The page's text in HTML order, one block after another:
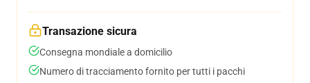
Transazione sicura
Consegna mondiale a domicilio
Numero di tracciamento fornito per tutti i pacchi